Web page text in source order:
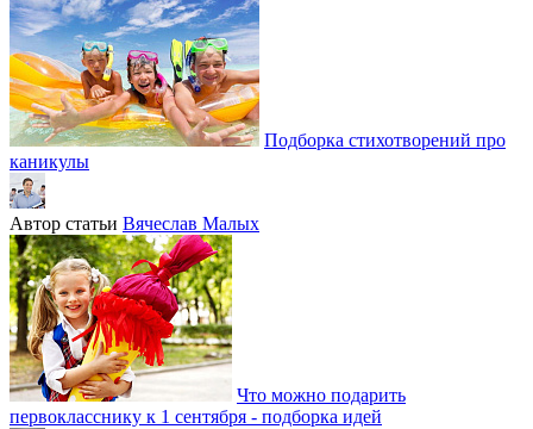
Подборка стихотворений про
каникулы
Автор статьи Вячеслав Малых
Что можно подарить
первокласснику к 1 сентября - подборка идей